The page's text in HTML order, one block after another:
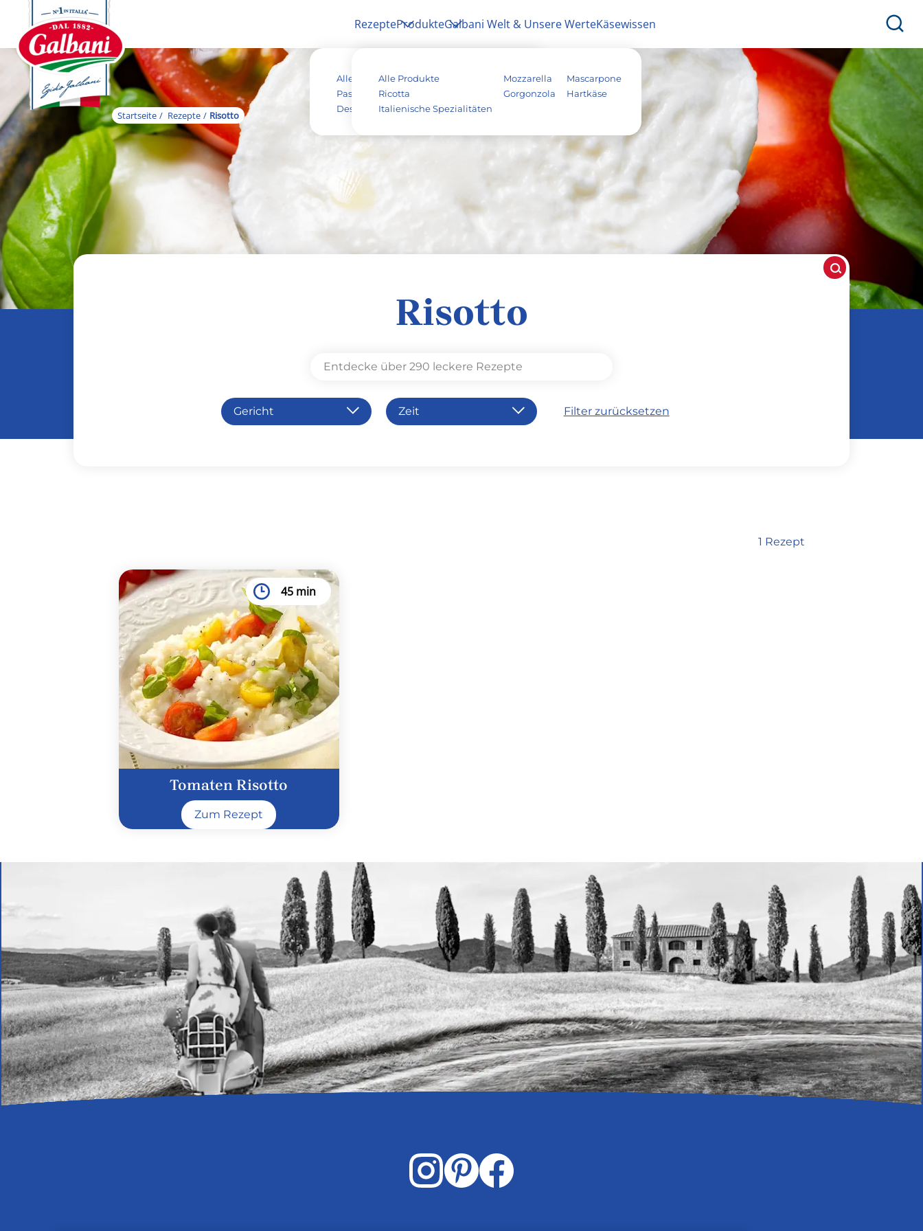
Rezepte
Alle Rezepte Antipasti
Pasta & Aufläufe
Dessert
Tiramisu Vegetarisch
Produkte
Alle Produkte Mozzarella
Mascarpone
Ricotta
Gorgonzola
Hartkäse
Italienische Spezialitäten
Galbani Welt & Unsere WerteKäsewissen
Startseite Rezepte Risotto
Risotto
Gericht Zeit Filter zurücksetzen
1 Rezept
45 min
Tomaten Risotto
Zum Rezept